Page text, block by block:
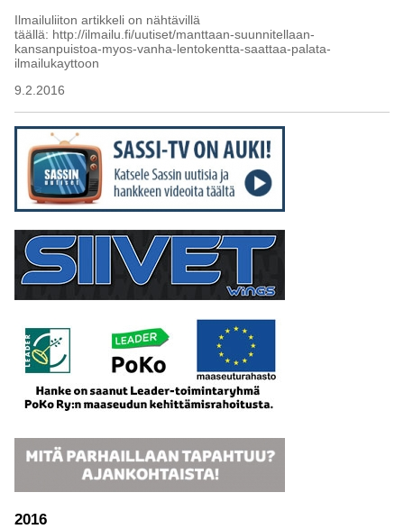
Ilmailuliiton artikkeli on nähtävillä
täällä: http://ilmailu.fi/uutiset/manttaan-suunnitellaan-
kansanpuistoa-myos-vanha-lentokentta-saattaa-palata-
ilmailukayttoon
9.2.2016
2016